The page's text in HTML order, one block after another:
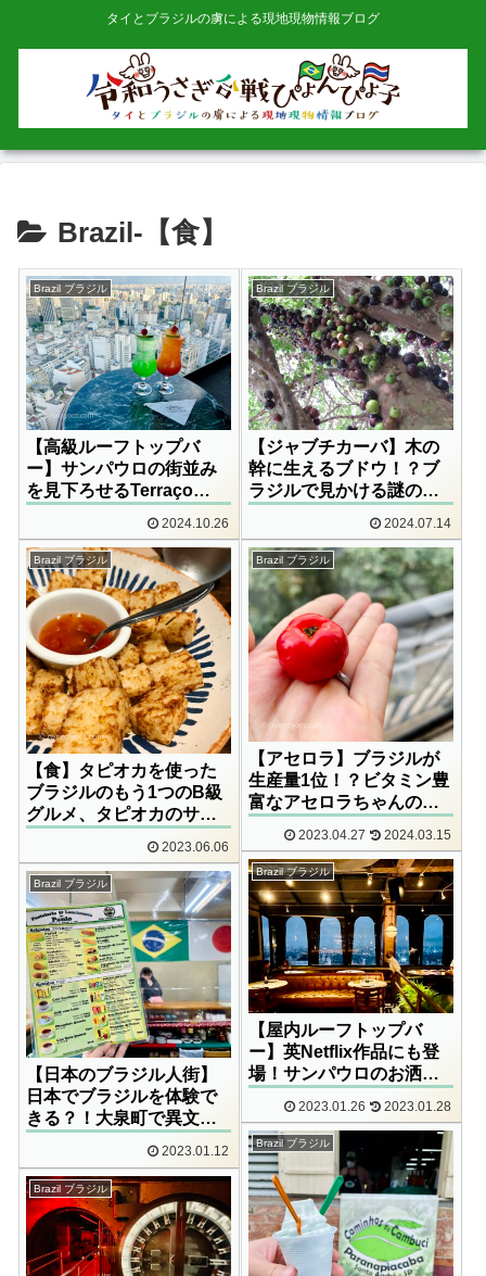
タイとブラジルの虜による現地現物情報ブログ
Brazil-【食】
Brazil ブラジル
【高級ルーフトップバ
ー】サンパウロの街並み
を見下ろせるTerraço
2024.10.26
Brazil ブラジル
【ジャブチカーバ】木の
幹に生えるブドウ！？ブ
ラジルで見かける謎のフ
2024.07.14
Brazil ブラジル
【食】タピオカを使った
ブラジルのもう1つのB級
グルメ、タピオカのサイ
2023.06.06
Brazil ブラジル
【アセロラ】ブラジルが
生産量1位！？ビタミン豊
富なアセロラちゃんの食
2023.04.27 2024.03.15
Brazil ブラジル
【屋内ルーフトップバ
ー】英Netflix作品にも登
場！サンパウロのお洒落
2023.01.26 2023.01.28
Brazil ブラジル
【日本のブラジル人街】
日本でブラジルを体験で
きる？！大泉町で異文化
2023.01.12
Brazil ブラジル
Brazil ブラジル